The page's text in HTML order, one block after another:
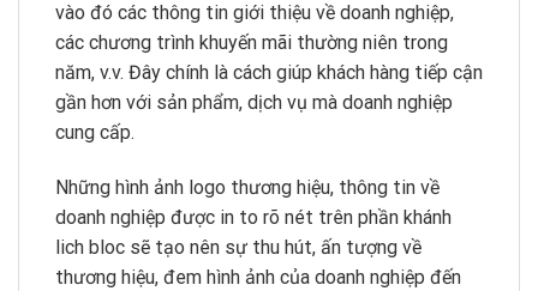
vào đó các thông tin giới thiệu về doanh nghiệp,
các chương trình khuyến mãi thường niên trong
năm, v.v. Đây chính là cách giúp khách hàng tiếp cận
gần hơn với sản phẩm, dịch vụ mà doanh nghiệp
cung cấp.
Những hình ảnh logo thương hiệu, thông tin về
doanh nghiệp được in to rõ nét trên phần khánh
lich bloc sẽ tạo nên sự thu hút, ấn tượng về
thương hiệu, đem hình ảnh của doanh nghiệp đến